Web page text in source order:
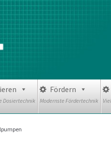
Dosiertechnik
Fördern
Modernste Fördertechnik